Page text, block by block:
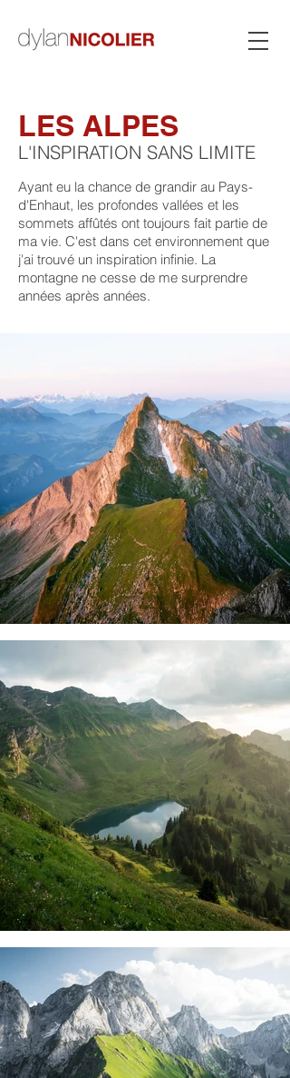
LES ALPES
L'INSPIRATION SANS LIMITE
Ayant eu la chance de grandir au Pays-
d'Enhaut, les profondes vallées et les
sommets affûtés ont toujours fait partie de
ma vie. C'est dans cet environnement que
j'ai trouvé un inspiration infinie. La
montagne ne cesse de me surprendre
années après années.